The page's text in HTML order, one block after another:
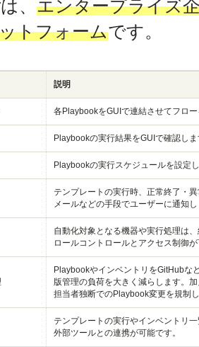
、 エンタープライズ
トフォームです。
説明
各PlaybookをGUIで連結させてフロ
Playbookの実行結果をGUIで確認し
Playbookの実行スケジュールを設定
テンプレートの実行時、正常終了・
メールなどの手段でユーザーに通知
自動化対象となる機器や実行処理は
ロールコントロールとアクセス制御
PlaybookやインベントリをGitHubな
版管理の負荷を大きく減らします。
担当者独断でのPlaybook変更を規制
テンプレートの実行やインベントリ
外部ツールとの連携が可能です。